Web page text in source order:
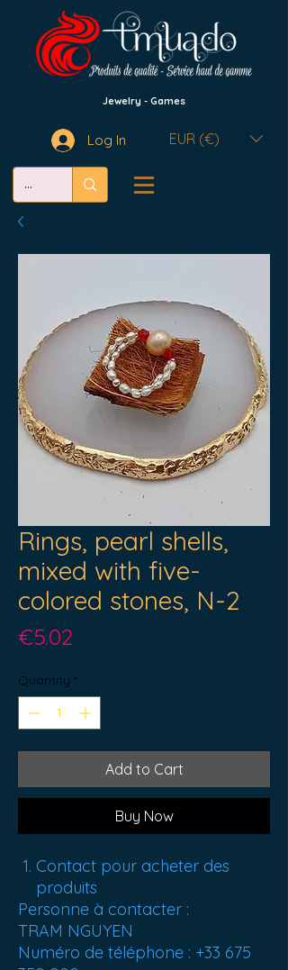
Jewelry - Games
Log In EUR (€)
Rings, pearl shells,
mixed with five-
colored stones, N-2
€5.02
Quantity *
Add to Cart
Buy Now
Contact pour acheter des
produits
Personne à contacter :
TRAM NGUYEN
Numéro de téléphone : +33 675